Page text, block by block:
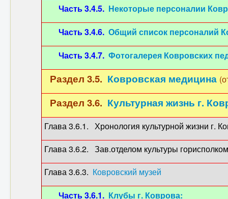
Часть 3.4.5. Некоторые персоналии
Часть 3.4.6. Общий список персоналий
Часть 3.4.7. Фотогалерея Ковровских
Раздел 3.5. Ковровская медицина
Раздел 3.6. Культурная жизнь г.
Глава 3.6.1. Хронология культурной жизни г.
Глава 3.6.2. Зав.отделом культуры
Глава 3.6.3. Ковровский музей
Часть 3.6.1. Клубы г. Коврова: